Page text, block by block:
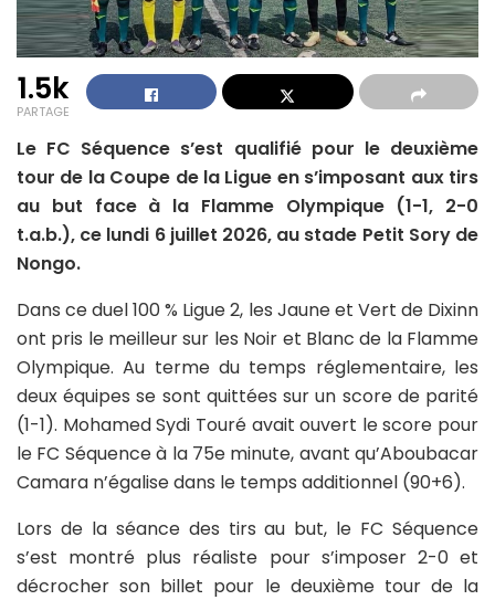
1.5k
PARTAGE
Le FC Séquence s’est qualifié pour le deuxième
tour de la Coupe de la Ligue en s’imposant aux tirs
au but face à la Flamme Olympique (1-1, 2-0
t.a.b.), ce lundi 6 juillet 2026, au stade Petit Sory de
Nongo.
Dans ce duel 100 % Ligue 2, les Jaune et Vert de Dixinn
ont pris le meilleur sur les Noir et Blanc de la Flamme
Olympique. Au terme du temps réglementaire, les
deux équipes se sont quittées sur un score de parité
(1-1). Mohamed Sydi Touré avait ouvert le score pour
le FC Séquence à la 75e minute, avant qu’Aboubacar
Camara n’égalise dans le temps additionnel (90+6).
Lors de la séance des tirs au but, le FC Séquence
s’est montré plus réaliste pour s’imposer 2-0 et
décrocher son billet pour le deuxième tour de la